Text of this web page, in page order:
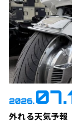
2026.
外れる天気予報